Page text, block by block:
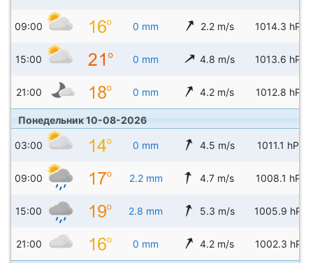
09:00 0 mm 2.2 m/s 1014.3 hPa
15:00 0 mm 4.8 m/s 1013.6 hPa
21:00 0 mm 4.2 m/s 1012.8 hPa
Понедельник 10-08-2026
03:00 0 mm 4.5 m/s 1011.1 hPa
09:00 2.2 mm 4.7 m/s 1008.1 hPa
15:00 2.8 mm 5.3 m/s 1005.9 hPa
21:00 0 mm 4.2 m/s 1002.3 hPa